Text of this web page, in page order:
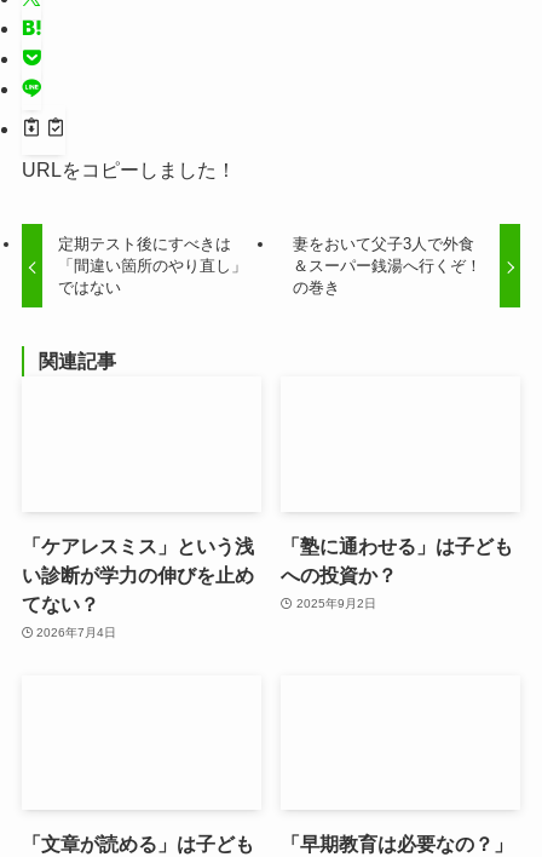
URLをコピーしました！
定期テスト後にすべきは
「間違い箇所のやり直し」
ではない
妻をおいて父子3人で外食
＆スーパー銭湯へ行くぞ！
の巻き
関連記事
「ケアレスミス」という浅
い診断が学力の伸びを止め
てない？
2026年7月4日
「塾に通わせる」は子ども
への投資か？
2025年9月2日
「文章が読める」は子ども
「早期教育は必要なの？」